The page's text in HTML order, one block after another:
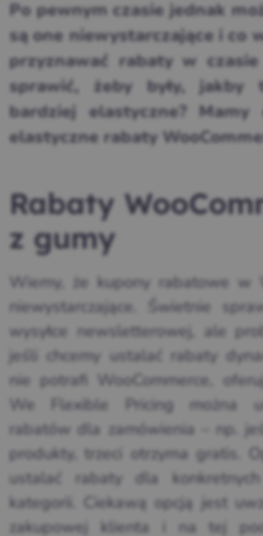
Po pewnym czasie jednak
są one niewystarczające i co
przyznawać rabaty w czasie
sprawić, żeby były, jakby
bardziej elastyczne? Mamy
elastyczne rabaty
Rabaty
z gumy
Wiemy, że kupony rabatowe w
niewystarczające. Świetnie
wysyłce newsletterowej, ale
jeśli chcemy ustalać rabaty
nie potrafi WooCommerce,
We Flexible Pricing można
rabatów dla zamówienia – np.
produkty, trzeci otrzyma gratis.
ustalać rabaty dla
kategorii. Ciekawą opcją jest
zakupowej klienta i na tej